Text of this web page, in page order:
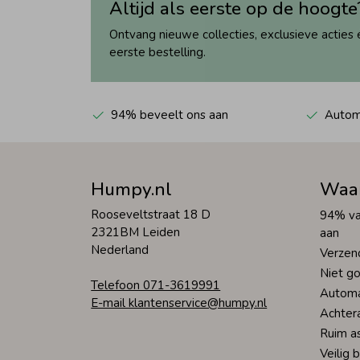
Altijd als eerste op de
Ontvang nieuwe collecties, exclusieve
eerste bestelling.
94% beveelt ons aan
Humpy.nl
Rooseveltstraat 18 D
2321BM Leiden
Nederland
Telefoon 071-3619991
E-mail klantenservice@humpy.nl
94%
aan
Niet
Ruim
Veilig